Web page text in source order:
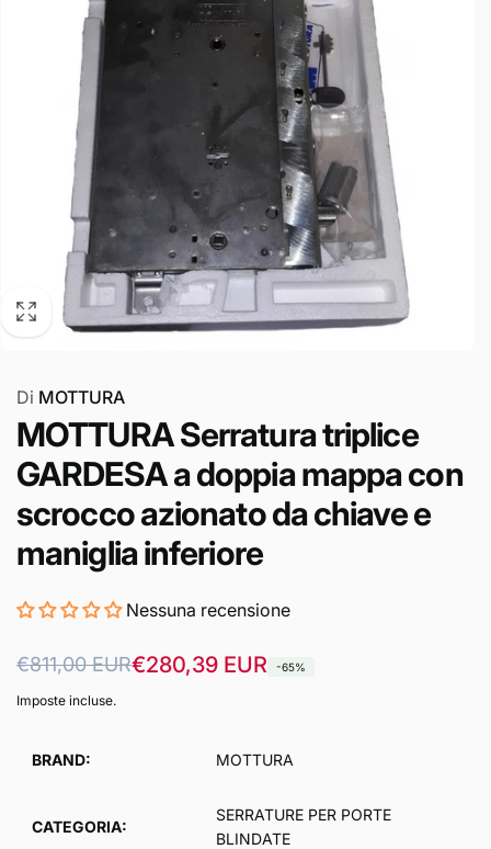
Di MOTTURA
MOTTURA Serratura triplice
GARDESA a doppia mappa con
scrocco azionato da chiave e
maniglia inferiore
Nessuna recensione
Prezzo
di
€811,00 EUR
Prezzo
scontato
€280,39 EUR -65%
Imposte incluse.
BRAND: MOTTURA
CATEGORIA:
SERRATURE PER PORTE
BLINDATE